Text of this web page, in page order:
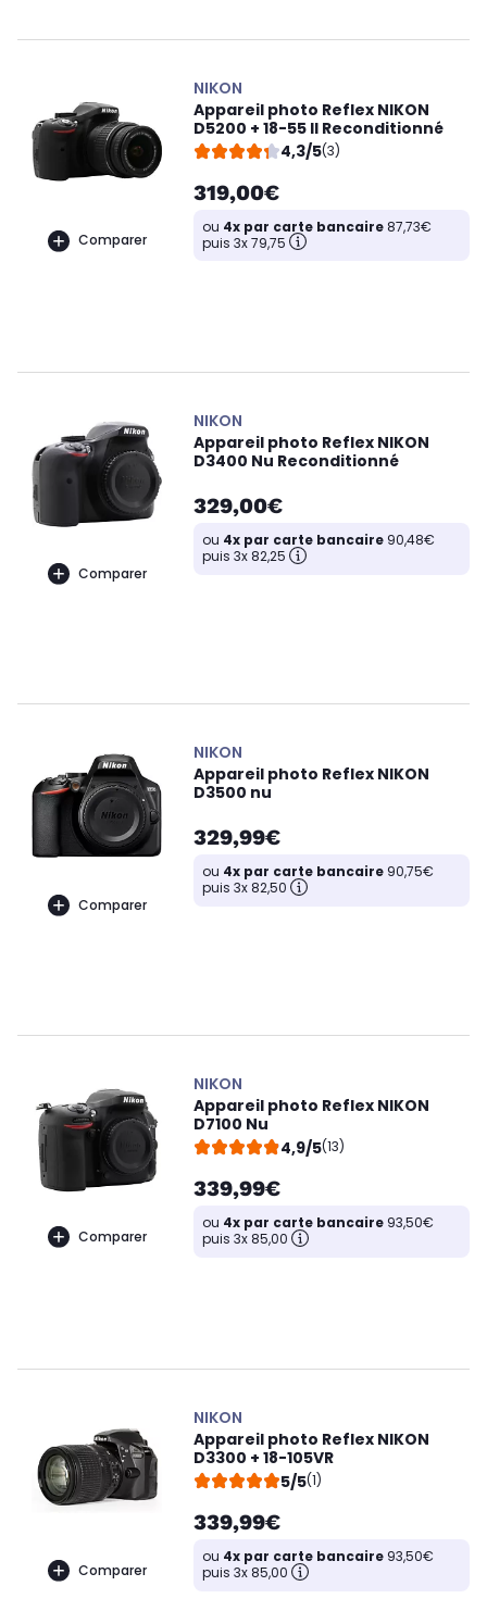
Comparer
NIKON
Appareil photo Reflex NIKON
D5200 + 18-55 II Reconditionné
4,3/5(3)
319,00€
ou 4x par carte bancaire87,73€
puis 3x 79,75
Comparer
NIKON
Appareil photo Reflex NIKON
D3400 Nu Reconditionné
329,00€
ou 4x par carte bancaire 90,48€
puis 3x 82,25
Comparer
NIKON
Appareil photo Reflex NIKON
D3500 nu
329,99€
ou 4x par carte bancaire 90,75€
puis 3x 82,50
Comparer
NIKON
Appareil photo Reflex NIKON
D7100 Nu
4,9/5(13)
339,99€
ou 4x par carte bancaire 93,50€
puis 3x 85,00
Comparer
NIKON
Appareil photo Reflex NIKON
D3300 + 18-105VR
5/5(1)
339,99€
ou 4x par carte bancaire 93,50€
puis 3x 85,00